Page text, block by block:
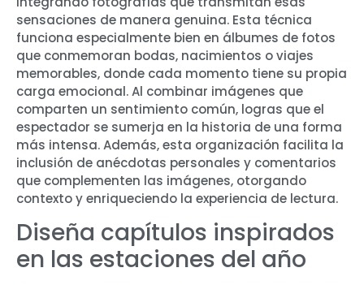
sensaciones de manera genuina. Esta técnica
funciona especialmente bien en álbumes de fotos
que conmemoran bodas, nacimientos o viajes
memorables, donde cada momento tiene su propia
carga emocional. Al combinar imágenes que
comparten un sentimiento común, logras que el
espectador se sumerja en la historia de una forma
más intensa. Además, esta organización facilita la
inclusión de anécdotas personales y comentarios
que complementen las imágenes, otorgando
contexto y enriqueciendo la experiencia de lectura.
Diseña capítulos inspirados
en las estaciones del año